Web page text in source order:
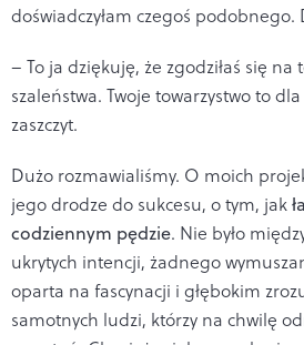
doświadczyłam czegoś podobnego.
– To ja dziękuję, że zgodziłaś się na
szaleństwa. Twoje towarzystwo to
zaszczyt.
Dużo rozmawialiśmy. O moich
jego drodze do sukcesu, o tym, jak
codziennym pędzie. Nie było
ukrytych intencji, żadnego
oparta na fascynacji i głębokim
samotnych ludzi, którzy na chwilę